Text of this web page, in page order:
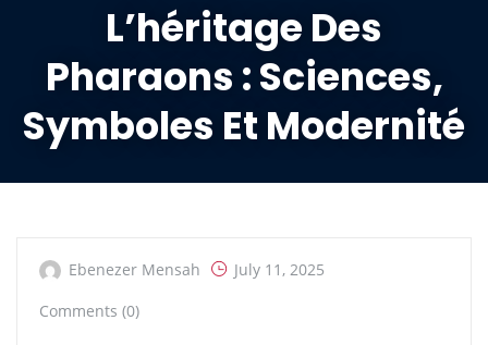
L’héritage Des
Pharaons : Sciences,
Symboles Et Modernité
Ebenezer Mensah
July 11, 2025
Comments (0)